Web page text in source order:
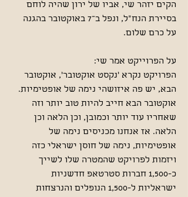
הקים יזהר שי, אביו של ירון שהיה לוחם
בסיירת הנח"ל, ונפל ב־7 באוקטובר בהגנה
על כרם שלום.
על הפרוייקט אמר שי:
הפרויקט נקרא 'נקסט אוקטובר', אוקטובר
הבא, יש פה איזושהי נימה של אופטימיות.
אוקטובר הבא חייב להיות טוב יותר וזה
שאחריו עוד יותר וכמובן, וכן הלאה וכן
הלאה. אז אנחנו מכניסים נימה של
אופטימיות, נימה של חוסן ישראלי כזה
ויזמות לפרויקט שהמטרה שלו לשייך
כ-1,500 חברות סטרטאפ חדשניות
ישראליות ל-1,500 הנופלים והנרצחות